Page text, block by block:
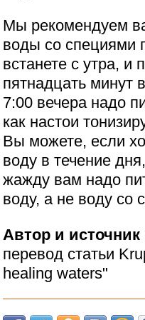
Мы рекомендуем
воды со специями
встанете с утра, и
пятнадцать минут
7:00 вечера надо
как настои
Вы можете, если
воду в течение
жажду вам надо
воду, а не воду со
Автор и
перевод статьи
healing waters"